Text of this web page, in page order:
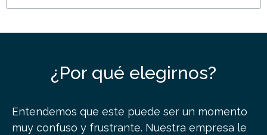
¿Por qué elegirnos?
Entendemos que este puede ser un momento
muy confuso y frustrante. Nuestra empresa le